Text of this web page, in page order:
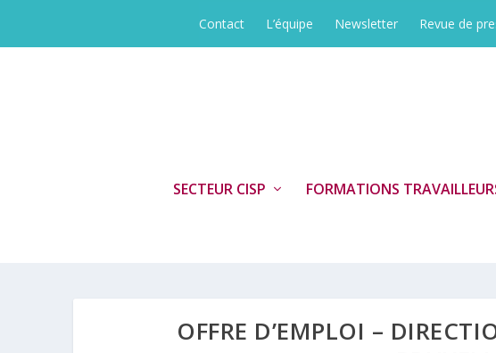
Contact L’équipe Newsletter Revue de
SECTEUR CISP FORMATIONS
OFFRE D’EMPLOI –